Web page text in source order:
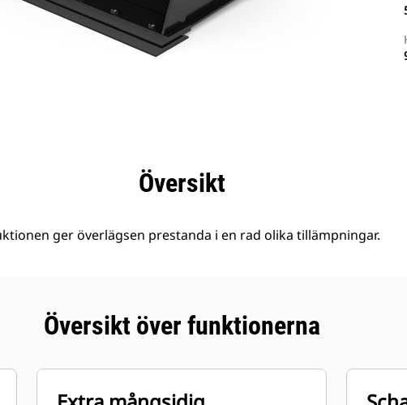
SpecifikationerÖversikt
ger överlägsen prestanda i en rad olika tillämpningar.
Översikt över funktionerna